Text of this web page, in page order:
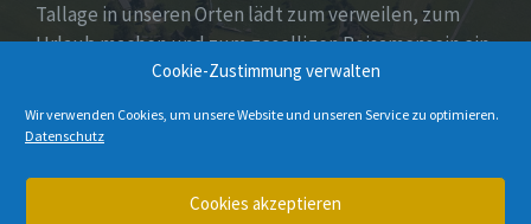
Cookie-Zustimmung verwalten
Wir verwenden Cookies, um unsere Website und unseren Service zu optimieren.
Datenschutz
Cookies akzeptieren
Tallage in unseren Orten lädt zum verweilen, zum
Urlaub machen und zum geselligen Beisamensein ein.
Dies wird auch durch unser aktives Vereinsleben
unter Beweis gestellt.
Instagram